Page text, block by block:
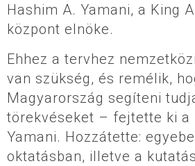
Hashim A. Yamani, a King
központ elnöke.
Ehhez a tervhez
van szükség, és remélik,
Magyarország segíteni
törekvéseket – fejtette ki a
Yamani. Hozzátette:
oktatásban, illetve a